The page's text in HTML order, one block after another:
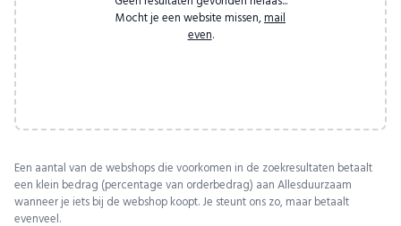
Mocht je een website missen, mail
even.
Een aantal van de webshops die voorkomen in de zoekresultaten betaalt
een klein bedrag (percentage van orderbedrag) aan Allesduurzaam
wanneer je iets bij de webshop koopt. Je steunt ons zo, maar betaalt
evenveel.